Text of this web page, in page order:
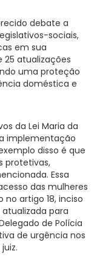
debate a
sociais,
em sua
25 atualizações
uma proteção
doméstica e
da Lei Maria da
implementação
disso é que
protetivas,
Essa
das mulheres
artigo 18, inciso
atualizada para
de Polícia
de urgência nos